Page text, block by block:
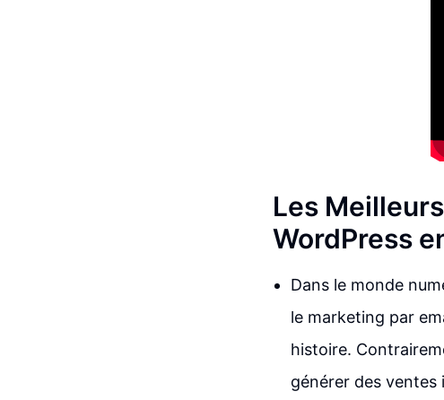
Les
WordPress
Dans le monde
le marketing par
histoire.
générer des